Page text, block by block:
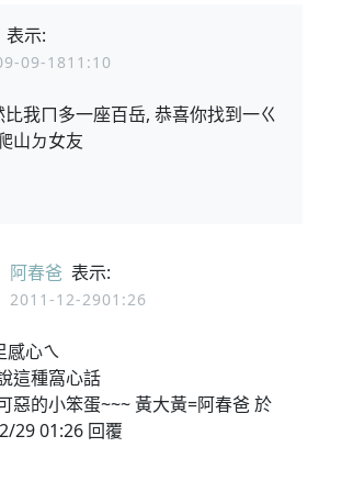
表示:
09-1811:10
我ㄇ多一座百岳, 恭喜你找到一ㄍ
山ㄉ女友
阿春爸 表示:
2011-12-2901:26
感心ㄟ
這種窩心話
惡的小笨蛋~~~ 黃大黃=阿春爸 於
29 01:26 回覆